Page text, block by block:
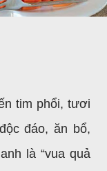
tim phổi, tươi
đáo, ăn bổ,
là “vua quả